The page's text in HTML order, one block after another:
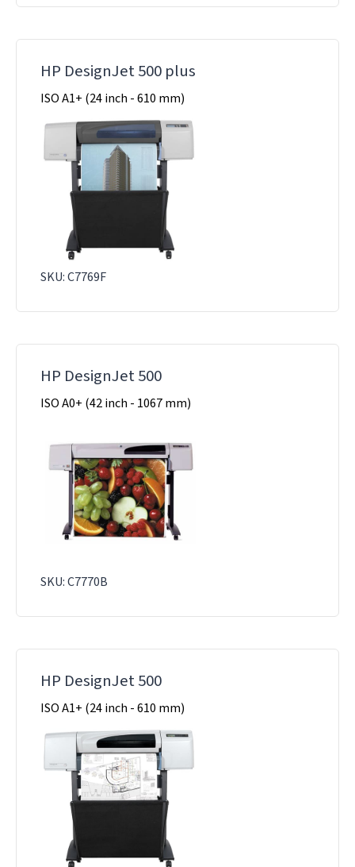
HP DesignJet 500 plus
ISO A1+ (24 inch - 610 mm)
SKU: C7769F
HP DesignJet 500
ISO A0+ (42 inch - 1067 mm)
SKU: C7770B
HP DesignJet 500
ISO A1+ (24 inch - 610 mm)